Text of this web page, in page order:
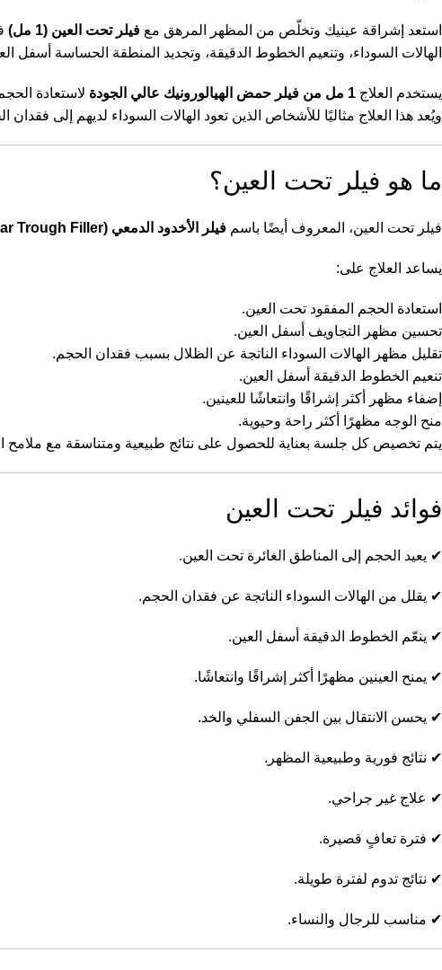
استعد إشراقة عينيك وتخلّص من المظهر المرهق مع فيلر تحت العين (1 مل)
الهالات السوداء، وتنعيم الخطوط الدقيقة، وتجديد المنطقة الحساسة أسفل
يستخدم العلاج 1 مل من فيلر حمض الهيالورونيك عالي الجودة
ويُعد هذا العلاج مثاليًا للأشخاص الذين تعود الهالات السوداء لديهم إلى
ما هو فيلر تحت العين؟
فيلر تحت العين، المعروف أيضًا باسم فيلر الأخدود الدمعي (Tear Trough Filler)
يساعد العلاج على:
استعادة الحجم المفقود تحت العين.
تحسين مظهر التجاويف أسفل العين.
تقليل مظهر الهالات السوداء الناتجة عن الظلال بسبب فقدان الحجم.
تنعيم الخطوط الدقيقة أسفل العين.
إضفاء مظهر أكثر إشراقًا وانتعاشًا للعينين.
منح الوجه مظهرًا أكثر راحة وحيوية.
يتم تخصيص كل جلسة بعناية للحصول على نتائج طبيعية ومتناسقة مع ملامح
فوائد فيلر تحت العين
✔ يعيد الحجم إلى المناطق الغائرة تحت العين.
✔ يقلل من الهالات السوداء الناتجة عن فقدان الحجم.
✔ ينعّم الخطوط الدقيقة أسفل العين.
✔ يمنح العينين مظهرًا أكثر إشراقًا وانتعاشًا.
✔ يحسن الانتقال بين الجفن السفلي والخد.
✔ نتائج فورية وطبيعية المظهر.
✔ علاج غير جراحي.
✔ فترة تعافٍ قصيرة.
✔ نتائج تدوم لفترة طويلة.
✔ مناسب للرجال والنساء.